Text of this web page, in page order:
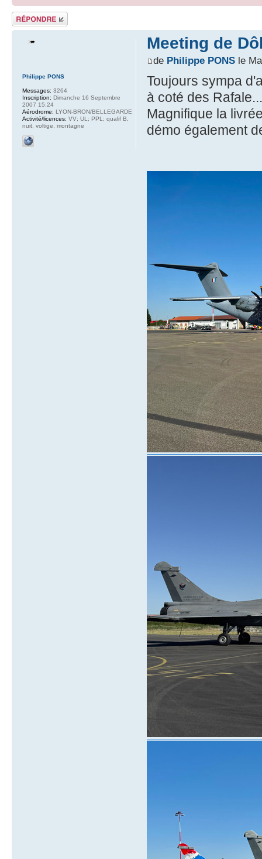
Répondre
Meeting de
de Philippe PONSle
Toujours sympa
à coté des Rafale...
Magnifique la
démo également
Philippe PONS
Messages: 3264
Inscription: Dimanche 16 Septembre
2007 15:24
Aérodrome: LYON-BRON/BELLEGARDE
Activité/licences: VV; UL; PPL; qualif B,
nuit, voltige, montagne